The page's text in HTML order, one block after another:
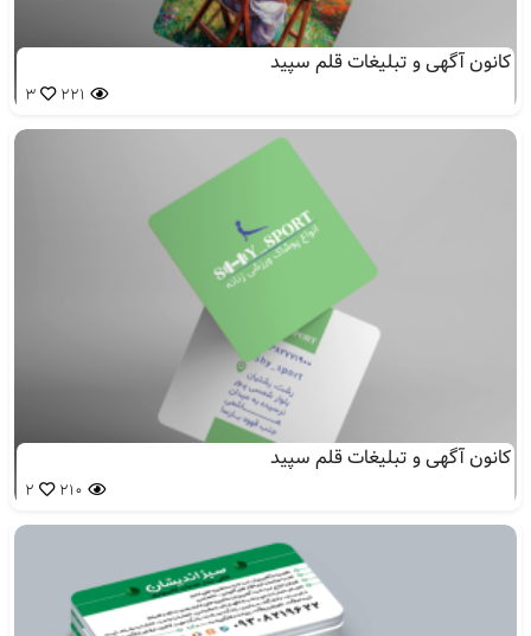
کانون آگهی و تبلیغات قلم سپید
221
3
کانون آگهی و تبلیغات قلم سپید
210
2